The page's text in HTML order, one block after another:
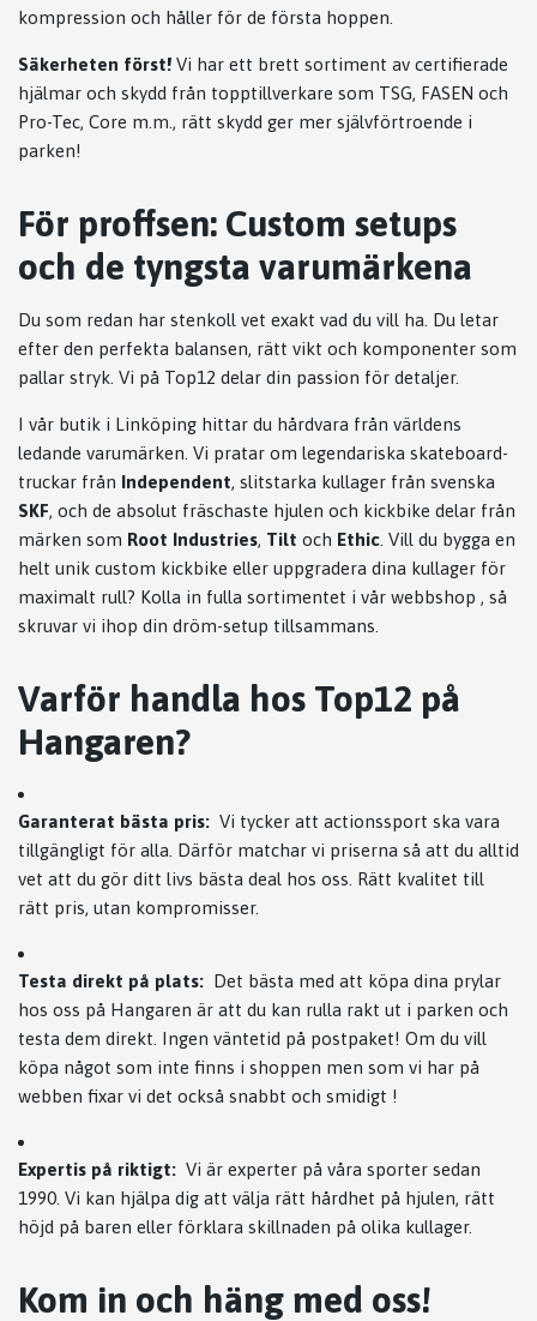
kompression och håller för de första hoppen.
Säkerheten först! Vi har ett brett sortiment av certifierade
hjälmar och skydd från topptillverkare som TSG, FASEN och
Pro-Tec, Core m.m., rätt skydd ger mer självförtroende i
parken!
För proffsen: Custom setups
och de tyngsta varumärkena
Du som redan har stenkoll vet exakt vad du vill ha. Du letar
efter den perfekta balansen, rätt vikt och komponenter som
pallar stryk. Vi på Top12 delar din passion för detaljer.
I vår butik i Linköping hittar du hårdvara från världens
ledande varumärken. Vi pratar om legendariska skateboard-
truckar från Independent, slitstarka kullager från svenska
SKF, och de absolut fräschaste hjulen och kickbike delar från
märken som Root Industries, Tilt och Ethic . Vill du bygga en
helt unik custom kickbike eller uppgradera dina kullager för
maximalt rull? Kolla in fulla sortimentet i vår webbshop , så
skruvar vi ihop din dröm-setup tillsammans.
Varför handla hos Top12 på
Hangaren?
Garanterat bästa pris: Vi tycker att actionssport ska vara
tillgängligt för alla. Därför matchar vi priserna så att du alltid
vet att du gör ditt livs bästa deal hos oss. Rätt kvalitet till
rätt pris, utan kompromisser.
Testa direkt på plats: Det bästa med att köpa dina prylar
hos oss på Hangaren är att du kan rulla rakt ut i parken och
testa dem direkt. Ingen väntetid på postpaket! Om du vill
köpa något som inte finns i shoppen men som vi har på
webben fixar vi det också snabbt och smidigt !
Expertis på riktigt: Vi är experter på våra sporter sedan
1990. Vi kan hjälpa dig att välja rätt hårdhet på hjulen, rätt
höjd på baren eller förklara skillnaden på olika kullager.
Kom in och häng med oss!